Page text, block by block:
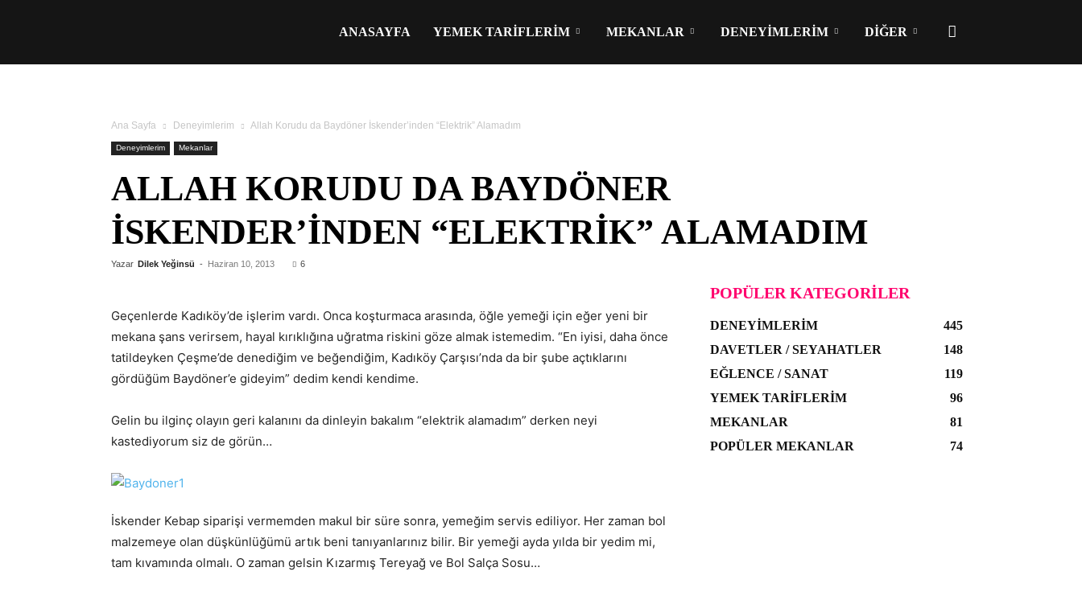
ANASAYFA YEMEK TARIFLERIM MEKANLAR DENEYIMLERIM DIĞER
Ana Sayfa Deneyimlerim Allah Korudu da Baydöner İskender’inden “Elektrik” Alamadım
Deneyimlerim Mekanlar
ALLAH KORUDU DA BAYDÖNER
İSKENDER’INDEN “ELEKTRIK” ALAMADIM
Yazar Dilek Yeğinsü - Haziran 10, 2013 6
Geçenlerde Kadıköy’de işlerim vardı. Onca koşturmaca arasında, öğle yemeği için eğer yeni bir
mekana şans verirsem, hayal kırıklığına uğratma riskini göze almak istemedim. “En iyisi, daha önce
tatildeyken Çeşme’de denediğim ve beğendiğim, Kadıköy Çarşısı’nda da bir şube açtıklarını
gördüğüm Baydöner’e gideyim” dedim kendi kendime.
Gelin bu ilginç olayın geri kalanını da dinleyin bakalım “elektrik alamadım” derken neyi
kastediyorum siz de görün…
İskender Kebap siparişi vermemden makul bir süre sonra, yemeğim servis ediliyor. Her zaman bol
malzemeye olan düşkünlüğümü artık beni tanıyanlarınız bilir. Bir yemeği ayda yılda bir yedim mi,
tam kıvamında olmalı. O zaman gelsin Kızarmış Tereyağ ve Bol Salça Sosu…
POPÜLER KATEGORILER
DENEYIMLERIM
445
DAVETLER / SEYAHATLER
148
EĞLENCE / SANAT
119
YEMEK TARIFLERIM
96
MEKANLAR
81
POPÜLER MEKANLAR
74